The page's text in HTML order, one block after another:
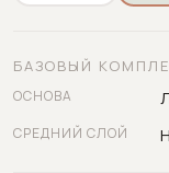
БАЗОВЫЙ
ОСНОВА
СРЕДНИЙ СЛОЙ